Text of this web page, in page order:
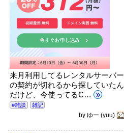
来月利用してるレンタルサーバー
の契約が切れるから探していたん
だけど、今使ってるC… »
#雑談 雑記
byゆー(yuu)